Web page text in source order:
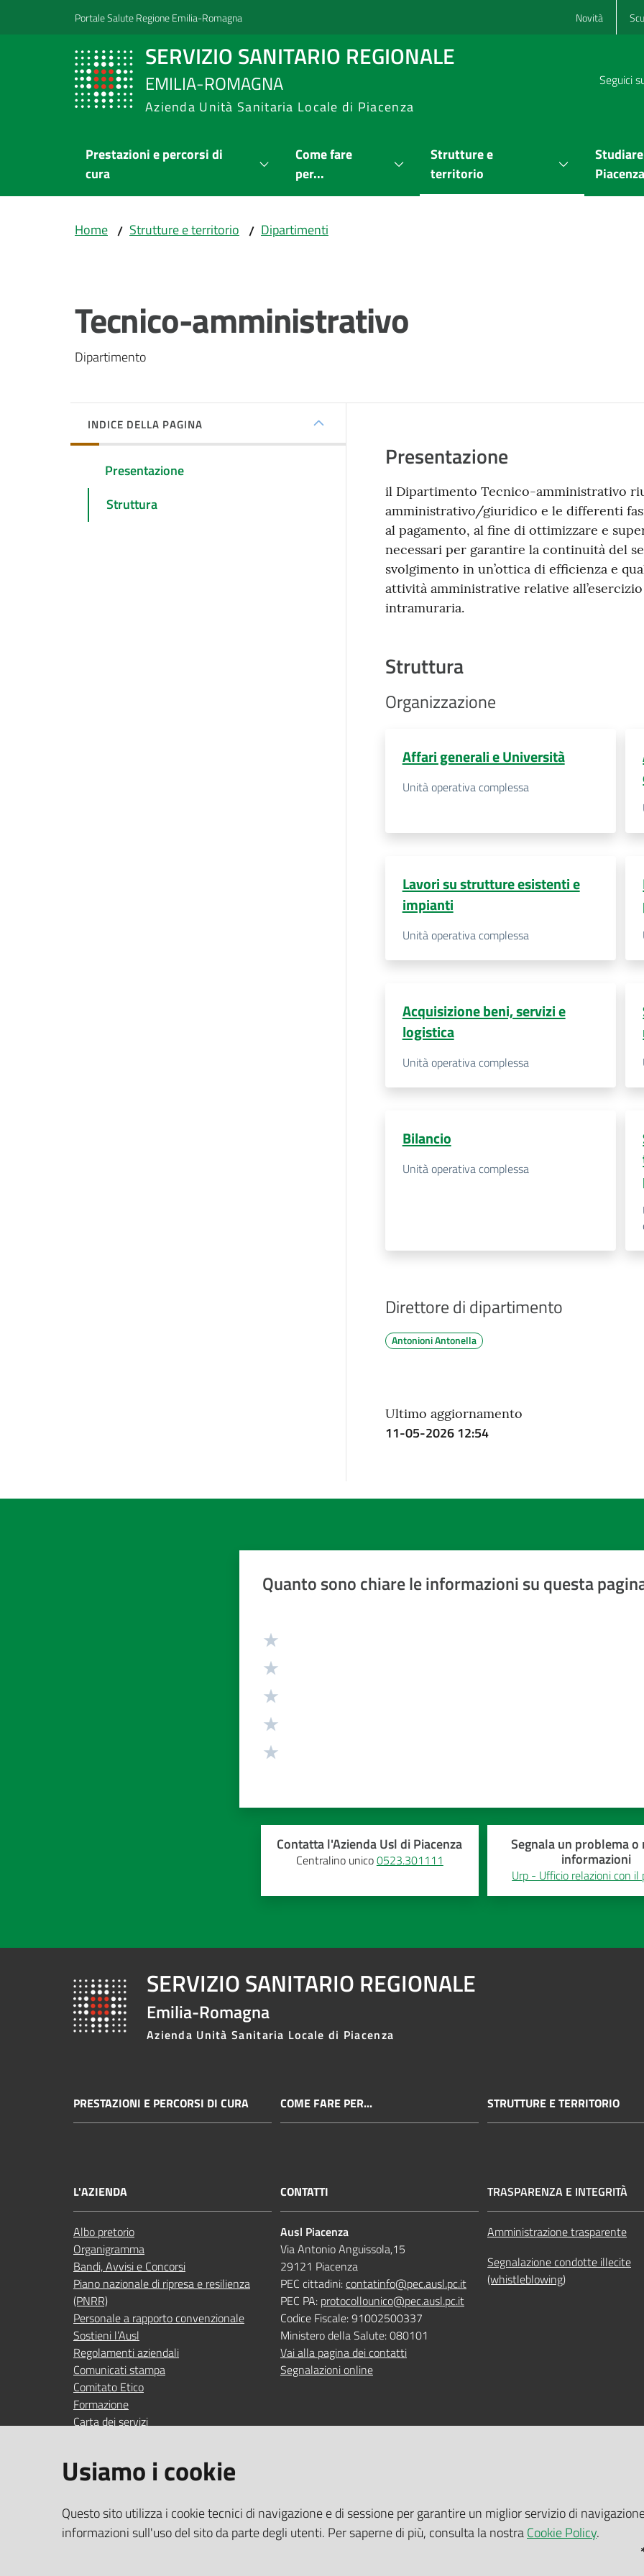
Vai al contenuto
Vai alla navigazionePortale Salute Regione Emilia-Romagna Novità
SERVIZIO SANITARIO REGIONALE
EMILIA-ROMAGNA
Azienda Unità Sanitaria Locale di Piacenza
Seguici
Prestazioni e percorsi di
cura
Come fare
per...
Strutture e
territorio
Piacenza
Home / Strutture e territorio / Dipartimenti
Tecnico-amministrativo
Dipartimento
INDICE DELLA PAGINA
Presentazione
Struttura
Presentazione
il Dipartimento Tecnico-amministrativo
amministrativo/giuridico e le differenti
al pagamento, al fine di ottimizzare e
necessari per garantire la continuità del
svolgimento in un’ottica di efficienza e
attività amministrative relative
intramuraria.
Struttura
Organizzazione
Affari generali e Università
Unità operativa complessa
Lavori su strutture esistenti e
impianti
Unità operativa complessa
Acquisizione beni, servizi e
logistica
Unità operativa complessa
Bilancio
Unità operativa complessa
Direttore di dipartimento
Antonioni Antonella
Ultimo aggiornamento
11-05-2026 12:54
Quanto sono chiare le informazioni su questa
Contatta l'Azienda Usl di Piacenza
Centralino unico0523.301111
Segnala un problema o
informazioni
Urp - Ufficio relazioni con il
SERVIZIO SANITARIO REGIONALE
Emilia-Romagna
Azienda Unità Sanitaria Locale di Piacenza
PRESTAZIONI E PERCORSI DI CURA COME FARE PER... STRUTTURE E TERRITORIO
L'AZIENDA
Albo pretorio
Organigramma
Bandi, Avvisi e Concorsi
Piano nazionale di ripresa e resilienza
(PNRR)
Personale a rapporto convenzionale
Sostieni l’Ausl
Regolamenti aziendali
Comunicati stampa
Comitato Etico
Formazione
Carta dei servizi
CONTATTI
Ausl Piacenza
Via Antonio Anguissola,15
29121 Piacenza
PEC cittadini:contatinfo@pec.ausl.pc.it
PEC PA: protocollounico@pec.ausl.pc.it
Codice Fiscale: 91002500337
Ministero della Salute: 080101
Vai alla pagina dei contatti
Segnalazioni online
TRASPARENZA E INTEGRITÀ
Amministrazione trasparente
Segnalazione condotte illecite
(whistleblowing)
SEGUICI SU
facebookYouTubeInstagramLinkedin
Accedi ai servizi online
Wi‑Fi gratuito nelle sedi
Tempi di attesa Emilia-Romagna
Usiamo i cookie
Questo sito utilizza i cookie tecnici di navigazione e di sessione per garantire un miglior servizio di
informazioni sull'uso del sito da parte degli utenti. Per saperne di più, consulta la nostraCookie Policy.